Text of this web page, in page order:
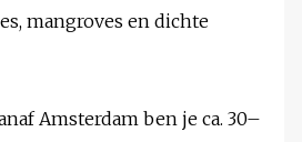
mangroves en dichte
Amsterdam ben je ca. 30–